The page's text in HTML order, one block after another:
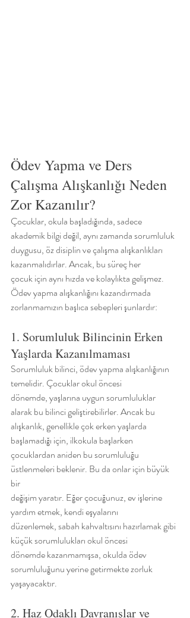
Ödev Yapma ve Ders
Çalışma Alışkanlığı Neden
Zor Kazanılır?
Çocuklar, okula başladığında, sadece
akademik bilgi değil, aynı zamanda sorumluluk
duygusu, öz disiplin ve çalışma alışkanlıkları
kazanmalıdırlar. Ancak, bu süreç her
çocuk için aynı hızda ve kolaylıkta gelişmez.
Ödev yapma alışkanlığını kazandırmada
zorlanmamızın başlıca sebepleri şunlardır:
1. Sorumluluk Bilincinin Erken
Yaşlarda Kazanılmaması
Sorumluluk bilinci, ödev yapma alışkanlığının
temelidir. Çocuklar okul öncesi
dönemde, yaşlarına uygun sorumluluklar
alarak bu bilinci geliştirebilirler. Ancak bu
alışkanlık, genellikle çok erken yaşlarda
başlamadığı için, ilkokula başlarken
çocuklardan aniden bu sorumluluğu
üstlenmeleri beklenir. Bu da onlar için büyük
bir
değişim yaratır. Eğer çocuğunuz, ev işlerine
yardım etmek, kendi eşyalarını
düzenlemek, sabah kahvaltısını hazırlamak gibi
küçük sorumlulukları okul öncesi
dönemde kazanmamışsa, okulda ödev
sorumluluğunu yerine getirmekte zorluk
yaşayacaktır.
2. Haz Odaklı Davranışlar ve